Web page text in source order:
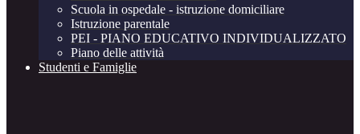
Scuola in ospedale - istruzione domiciliare
Istruzione parentale
PEI - PIANO EDUCATIVO INDIVIDUALIZZATO
Piano delle attività
Studenti e Famiglie